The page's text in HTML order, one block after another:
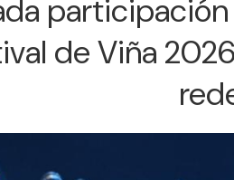
de Viña